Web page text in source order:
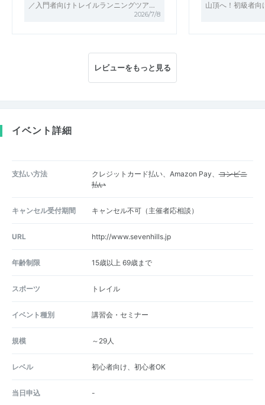
／入門者向けトレイルランニングツア…
2026/7/8
山頂へ！初級者
レビューをもっと見る
イベント詳細
支払い方法 クレジットカード払い、Amazon Pay、コンビニ
払い
キャンセル受付期間 キャンセル不可（主催者応相談）
URL http://www.sevenhills.jp
年齢制限 15歳以上 69歳まで
スポーツ トレイル
イベント種別 講習会・セミナー
規模 ～29人
レベル 初心者向け、初心者OK
当日申込 -